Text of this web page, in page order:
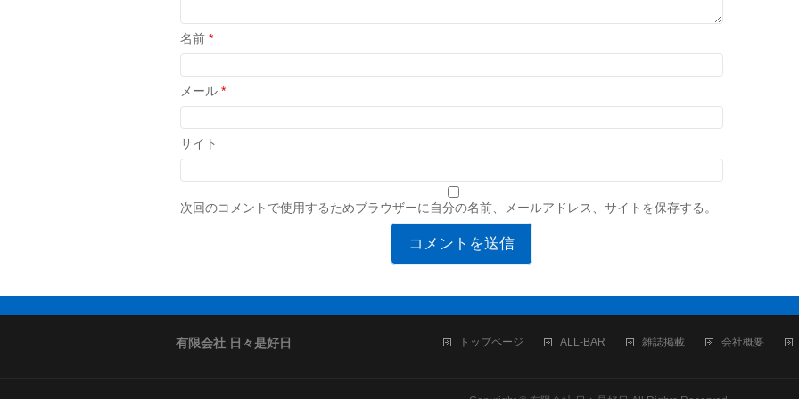
名前 *
メール *
サイト
次回のコメントで使用するためブラウザーに自分の名前、メールアドレス、サイトを保存する。
有限会社 日々是好日 トップページ ALL-BAR 雑誌掲載 会社概要